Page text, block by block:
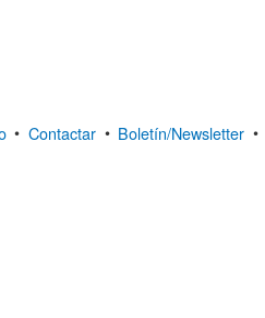
• Contactar • Boletín/Newsletter •